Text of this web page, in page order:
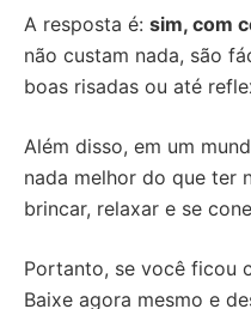
A resposta é: sim, com
não custam nada, são
boas risadas ou até
Além disso, em um
nada melhor do que ter
brincar, relaxar e se
Portanto, se você ficou
Baixe agora mesmo e